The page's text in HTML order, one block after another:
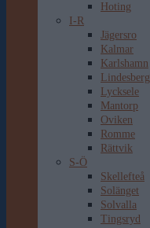
Hoting
I-R
Jägersro
Kalmar
Karlshamn
Lindesberg
Lycksele
Mantorp
Oviken
Romme
Rättvik
S-Ö
Skellefteå
Solänget
Solvalla
Tingsryd